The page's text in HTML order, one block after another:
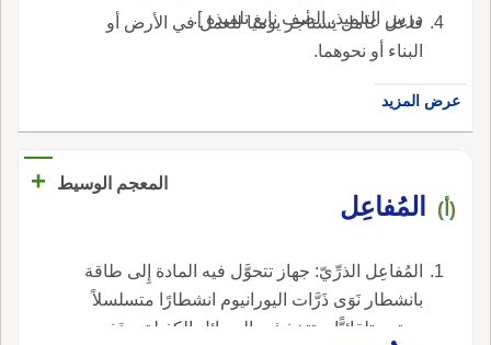
درس التلميذ، الصف نابغ تلميذه ].
فاعل عامل يستأجر يوميا للعمل في الأرض أو
البناء أو نحوهما.
عرض المزيد
المعجم الوسيط +
(أ) المُفاعِل
المُفاعِل الذرِّيّ: جهاز تتحوَّل فيه المادة إِلى طاقة
بانشطار نَوَى ذَرَّات اليورانيوم انشطارًا متسلسلاً
يستمر تلقائيًّا، وتتخذ فيه الوسائل الكفيلة بوقفه